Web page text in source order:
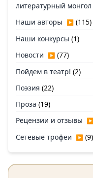
литературный монгол
Наши авторы ▶ (115)
Наши конкурсы (1)
Новости ▶ (77)
Пойдем в театр! (2)
Поэзия (22)
Проза (19)
Рецензии и отзывы ▶
Сетевые трофеи ▶ (9)